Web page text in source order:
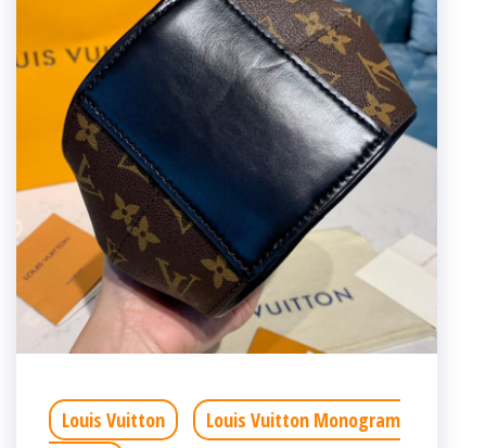
Louis Vuitton
Louis Vuitton Monogram